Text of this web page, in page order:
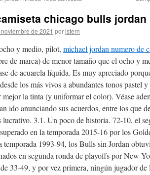
chicago bulls jordan
de 2021 poristern
y medio, pilot, michael jordan numero de
de marca) de menor tamaño que el ocho y
de acuarela líquida. Es muy apreciado
los más vivos a abundantes tonos pastel
mejor la tinta (y uniformar el color). Véase
ido anunciando sus acuerdos, entre los que
lucrativo. 3.1. Un poco de historia. 72-10, el
en la temporada 2015-16 por los
temporada 1993-94, los Bulls sin Jordan
en segunda ronda de playoffs por New
33-49, y por vez primera, ningún jugador